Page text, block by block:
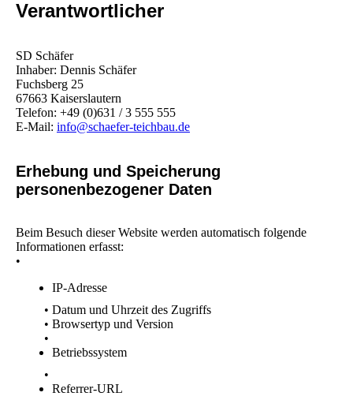
Verantwortlicher
SD Schäfer
Inhaber: Dennis Schäfer
Fuchsberg 25
67663 Kaiserslautern
Telefon: +49 (0)631 / 3 555 555
E-Mail: info@schaefer-teichbau.de
Erhebung und Speicherung
personenbezogener Daten
Beim Besuch dieser Website werden automatisch folgende
Informationen erfasst:
•
IP-Adresse
• Datum und Uhrzeit des Zugriffs
• Browsertyp und Version
•
Betriebssystem
•
Referrer-URL